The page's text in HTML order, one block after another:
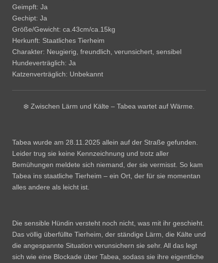
Geimpft: Ja
Gechipt: Ja
Größe/Gewicht: ca.43cm/ca.15kg
Herkunft: Staatliches Tierheim
Charakter: Neugierig, freundlich, verunsichert, sensibel
Hundeverträglich: Ja
Katzenverträglich: Unbekannt
❄️ Zwischen Lärm und Kälte – Tabea wartet auf Wärme.
Tabea wurde am 28.11.2025 allein auf der Straße gefunden.
Leider trug sie keine Kennzeichnung und trotz aller
Bemühungen meldete sich niemand, der sie vermisst. So kam
Tabea ins staatliche Tierheim – ein Ort, der für sie momentan
alles andere als leicht ist.
Die sensible Hündin versteht noch nicht, was mit ihr geschieht.
Das völlig überfüllte Tierheim, der ständige Lärm, die Kälte und
die angespannte Situation verunsichern sie sehr. All das legt
sich wie eine Blockade über Tabea, sodass sie ihre eigentliche